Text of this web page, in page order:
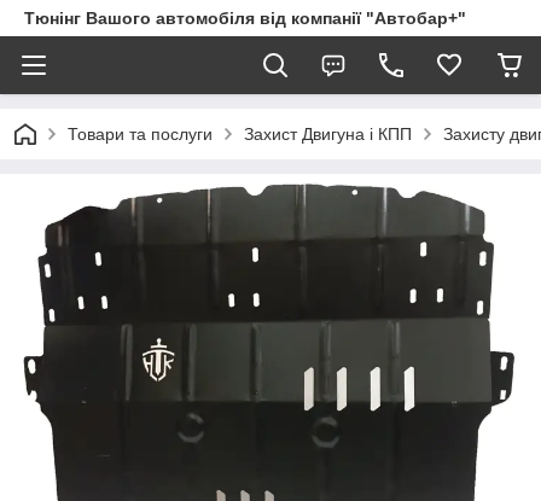
Тюнінг Вашого автомобіля від компанії "Автобар+"
Товари та послуги Захист Двигуна і КПП Захисту